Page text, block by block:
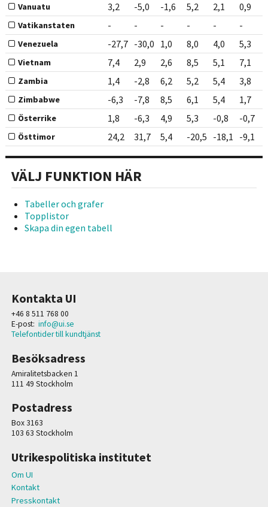
Vanuatu 3,2 -5,0 -1,6 5,2 2,1 0,9
Vatikanstaten - - - - - -
Venezuela -27,7 -30,0 1,0 8,0 4,0 5,3
Vietnam 7,4 2,9 2,6 8,5 5,1 7,1
Zambia 1,4 -2,8 6,2 5,2 5,4 3,8
Zimbabwe -6,3 -7,8 8,5 6,1 5,4 1,7
Österrike 1,8 -6,3 4,9 5,3 -0,8 -0,7
Östtimor 24,2 31,7 5,4 -20,5 -18,1 -9,1
VÄLJ FUNKTION HÄR
Tabeller och grafer
Topplistor
Skapa din egen tabell
Kontakta UI
+46 8 511 768 00
E-post: info@ui.se
Telefontider till kundtjänst
Besöksadress
Amiralitetsbacken 1
111 49 Stockholm
Postadress
Box 3163
103 63 Stockholm
Utrikespolitiska institutet
Om UI
Kontakt
Presskontakt